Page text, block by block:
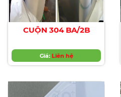
CUỘN 304 BA/2B
Giá: Liên hệ